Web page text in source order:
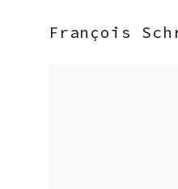
François